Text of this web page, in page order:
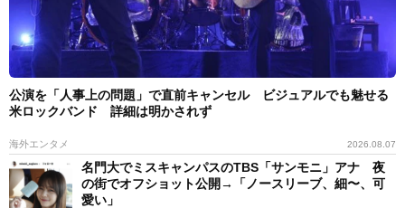
公演を「人事上の問題」で直前キャンセル ビジュアルでも魅せる
米ロックバンド 詳細は明かされず
海外エンタメ 2026.08.07
名門大でミスキャンパスのTBS「サンモニ」アナ 夜
の街でオフショット公開→「ノースリーブ、細〜、可
愛い」